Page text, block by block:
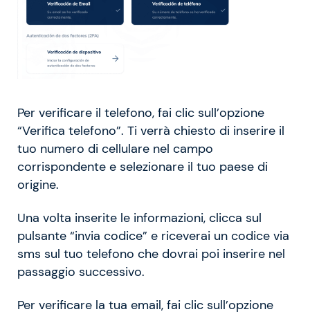
Per verificare il telefono, fai clic sull’opzione
“Verifica telefono”. Ti verrà chiesto di inserire il
tuo numero di cellulare nel campo
corrispondente e selezionare il tuo paese di
origine.
Una volta inserite le informazioni, clicca sul
pulsante “invia codice” e riceverai un codice via
sms sul tuo telefono che dovrai poi inserire nel
passaggio successivo.
Per verificare la tua email, fai clic sull’opzione